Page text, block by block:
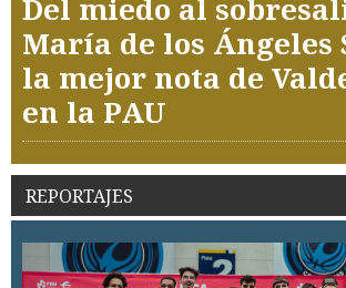
Del miedo al
María de los Ángeles
la mejor nota de
en la PAU
REPORTAJES